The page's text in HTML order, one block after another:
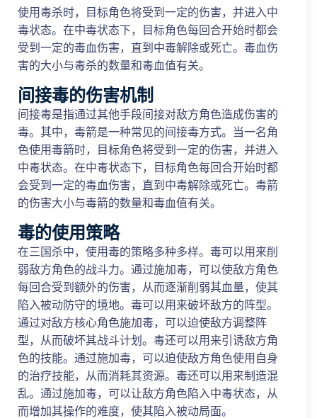
使用毒杀时，目标角色将受到一定的伤害，并进入中
毒状态。在中毒状态下，目标角色每回合开始时都会
受到一定的毒血伤害，直到中毒解除或死亡。毒血伤
害的大小与毒杀的数量和毒血值有关。
间接毒的伤害机制
间接毒是指通过其他手段间接对敌方角色造成伤害的
毒。其中，毒箭是一种常见的间接毒方式。当一名角
色使用毒箭时，目标角色将受到一定的伤害，并进入
中毒状态。在中毒状态下，目标角色每回合开始时都
会受到一定的毒血伤害，直到中毒解除或死亡。毒箭
的伤害大小与毒箭的数量和毒血值有关。
毒的使用策略
在三国杀中，使用毒的策略多种多样。毒可以用来削
弱敌方角色的战斗力。通过施加毒，可以使敌方角色
每回合受到额外的伤害，从而逐渐削弱其血量，使其
陷入被动防守的境地。毒可以用来破坏敌方的阵型。
通过对敌方核心角色施加毒，可以迫使敌方调整阵
型，从而破坏其战斗计划。毒还可以用来引诱敌方角
色的技能。通过施加毒，可以迫使敌方角色使用自身
的治疗技能，从而消耗其资源。毒还可以用来制造混
乱。通过施加毒，可以让敌方角色陷入中毒状态，从
而增加其操作的难度，使其陷入被动局面。